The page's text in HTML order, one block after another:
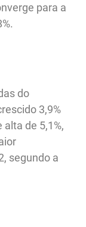
para a
do
3,9%
de 5,1%,
segundo a